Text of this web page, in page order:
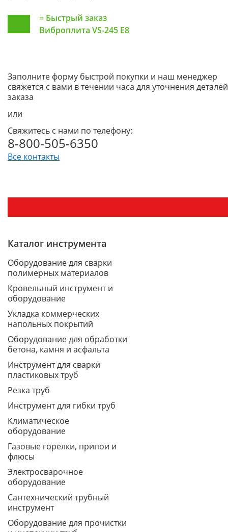
= Быстрый заказ
Виброплита VS-245 E8
Заполните форму быстрой покупки и наш менеджер
свяжется с вами в течении часа для уточнения деталей
заказа
или
Свяжитесь с нами по телефону:
8-800-505-6350
Все контакты
Каталог инструмента
Оборудование для сварки
полимерных материалов
Кровельный инструмент и
оборудование
Укладка коммерческих
напольных покрытий
Оборудование для обработки
бетона, камня и асфальта
Инструмент для сварки
пластиковых труб
Резка труб
Инструмент для гибки труб
Климатическое
оборудование
Газовые горелки, припои и
флюсы
Электросварочное
оборудование
Сантехнический трубный
инструмент
Оборудование для прочистки